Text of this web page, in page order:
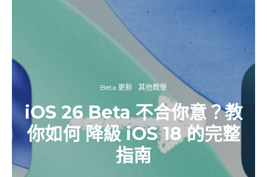
Beta 更新 其他教學
iOS 26 Beta 不合你意？教
你如何 降級 iOS 18 的完整
指南